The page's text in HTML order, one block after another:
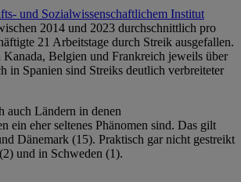
und Sozialwissenschaftlichem Institut
2014 und 2023 durchschnittlich pro
21 Arbeitstage durch Streik ausgefallen.
Kanada, Belgien und Frankreich jeweils über
in Spanien sind Streiks deutlich verbreiteter
auch Ländern in denen
ein eher seltenes Phänomen sind. Das gilt
Dänemark (15). Praktisch gar nicht gestreikt
und in Schweden (1).